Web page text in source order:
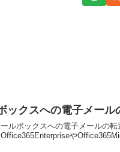
ックスへの電子メール
ルボックスへの電子メールの
や